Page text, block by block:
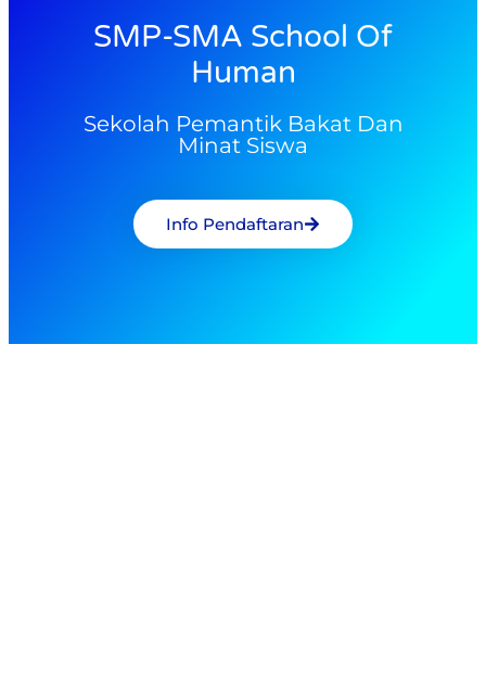
SMP-SMA School Of
Human
Sekolah Pemantik Bakat Dan
Minat Siswa
Info Pendaftaran